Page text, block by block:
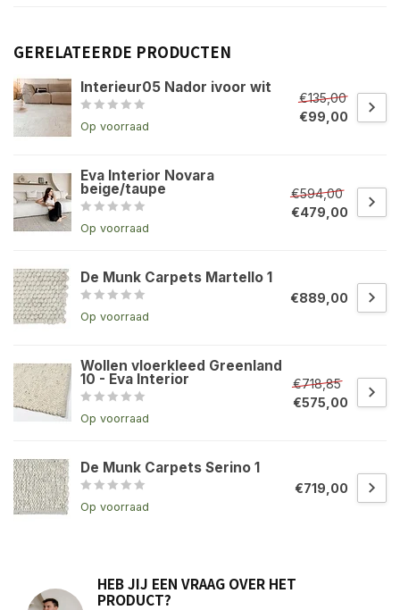
GERELATEERDE PRODUCTEN
Interieur05 Nador ivoor wit
Op voorraad
€135,00
€99,00
Eva Interior Novara
beige/taupe
Op voorraad
€594,00
€479,00
De Munk Carpets Martello 1
Op voorraad
€889,00
Wollen vloerkleed Greenland
10 - Eva Interior
Op voorraad
€718,85
€575,00
De Munk Carpets Serino 1
Op voorraad
€719,00
HEB JIJ EEN VRAAG OVER HET
PRODUCT?